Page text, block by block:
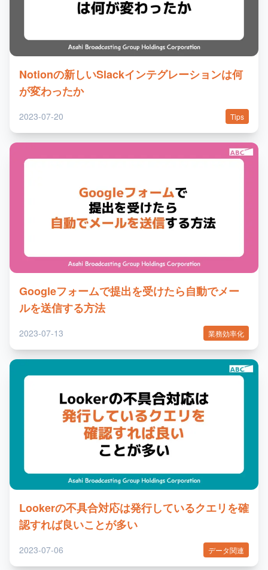
Notionの新しいSlackインテグレーションは何
が変わったか
2023-07-20 Tips
Googleフォームで提出を受けたら自動でメー
ルを送信する方法
2023-07-13 業務効率化
Lookerの不具合対応は発行しているクエリを確
認すれば良いことが多い
2023-07-06 データ関連